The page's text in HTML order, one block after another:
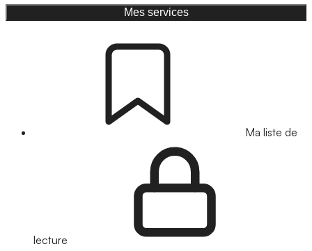
Mes services
Ma liste de
lecture